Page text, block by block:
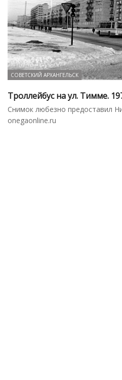
СОВЕТСКИЙ АРХАНГЕЛЬСК
Троллейбус на ул. Тимме.
Снимок любезно предоставил
onegaonline.ru